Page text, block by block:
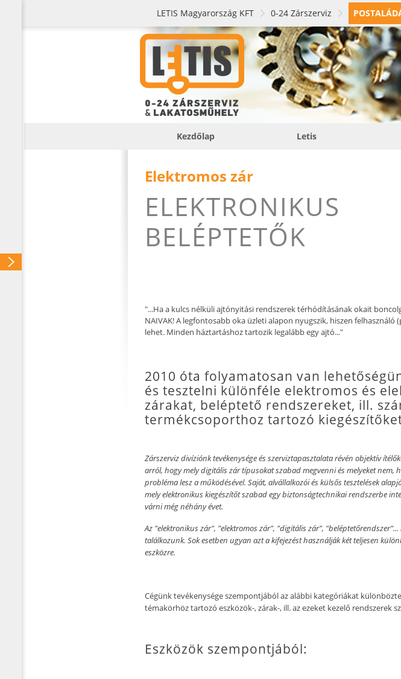
LETIS Magyarország KFT 0-24 Zárszerviz
Kezdőlap Letis
Elektromos zár
ELEKTRONIKUS
BELÉPTETŐK
"...Ha a kulcs nélküli ajtónyitási rendszerek térhódításának okait
NAIVAK! A legfontosabb oka üzleti alapon nyugszik, hiszen felhasználó
lehet. Minden háztartáshoz tartozik legalább egy ajtó..."
2010 óta folyamatosan van
és tesztelni különféle elektromos és
zárakat, beléptető rendszereket, ill.
termékcsoporthoz tartozó
Zárszerviz divíziónk tevékenysége és szerviztapasztalata révén objektív
arról, hogy mely digitális zár típusokat szabad megvenni és melyeket nem,
probléma lesz a működésével. Saját, alvállalkozói és külsős tesztelések
mely elektronikus kiegészítőt szabad egy biztonságtechnikai rendszerbe
várni még néhány évet.
Az "elektronikus zár", "elektromos zár", "digitális zár", "beléptetőrendszer"...
találkozunk. Sok esetben ugyan azt a kifejezést használják két teljesen
eszközre.
Cégünk tevékenysége szempontjából az alábbi kategóriákat
témakörhöz tartozó eszközök-, zárak-, ill. az ezeket kezelő rendszerek
Eszközök szempontjából: